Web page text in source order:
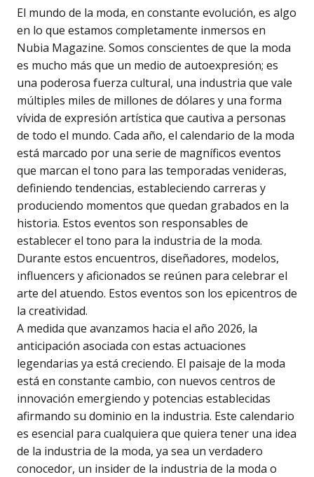
El mundo de la moda, en constante evolución, es algo
en lo que estamos completamente inmersos en
Nubia Magazine. Somos conscientes de que la moda
es mucho más que un medio de autoexpresión; es
una poderosa fuerza cultural, una industria que vale
múltiples miles de millones de dólares y una forma
vívida de expresión artística que cautiva a personas
de todo el mundo. Cada año, el calendario de la moda
está marcado por una serie de magníficos eventos
que marcan el tono para las temporadas venideras,
definiendo tendencias, estableciendo carreras y
produciendo momentos que quedan grabados en la
historia. Estos eventos son responsables de
establecer el tono para la industria de la moda.
Durante estos encuentros, diseñadores, modelos,
influencers y aficionados se reúnen para celebrar el
arte del atuendo. Estos eventos son los epicentros de
la creatividad.
A medida que avanzamos hacia el año 2026, la
anticipación asociada con estas actuaciones
legendarias ya está creciendo. El paisaje de la moda
está en constante cambio, con nuevos centros de
innovación emergiendo y potencias establecidas
afirmando su dominio en la industria. Este calendario
es esencial para cualquiera que quiera tener una idea
de la industria de la moda, ya sea un verdadero
conocedor, un insider de la industria de la moda o